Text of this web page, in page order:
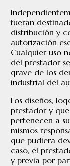
fueran
distribución y
autorización
Cualquier uso
del prestador
grave de los
industrial del
Los diseños,
prestador y
pertenecen a
mismos
que pudiera
caso, el
y previa por